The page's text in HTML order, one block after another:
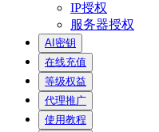
IP授权
服务器授权
AI密钥
在线充值
等级权益
代理推广
使用教程